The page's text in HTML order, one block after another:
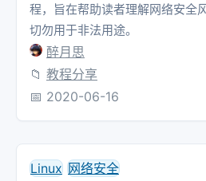
程，旨在帮助读者理解网络安全
切勿用于非法用途。
醉月思
📁 教程分享
📅 2020-06-16
Linux 网络安全